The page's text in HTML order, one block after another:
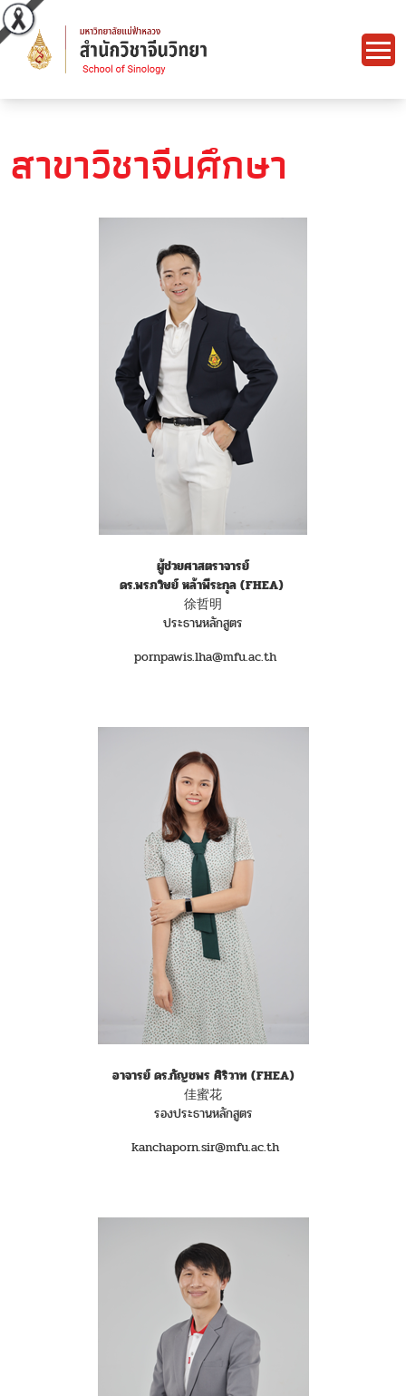
สาขาวิชาจีนศึกษา
ผู้ช่วยศาสตราจารย์
ดร.พรภวิษย์ หล้าพีระกุล(FHEA)
徐哲明
ประธานหลักสูตร
pornpawis.lha@mfu.ac.th
อาจารย์ ดร.กัญชพร ศิริวาท (FHEA)
佳蜜花
รองประธานหลักสูตร
kanchaporn.sir@mfu.ac.th